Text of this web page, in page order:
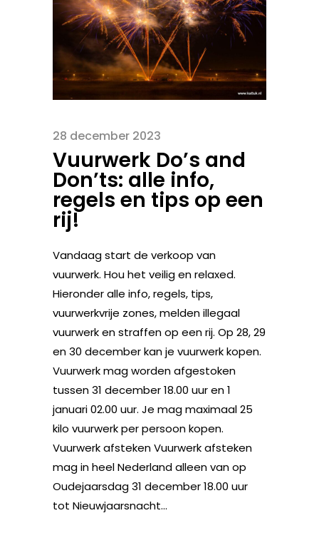
28 december 2023
Vuurwerk Do’s and
Don’ts: alle info,
regels en tips op een
rij!
Vandaag start de verkoop van
vuurwerk. Hou het veilig en relaxed.
Hieronder alle info, regels, tips,
vuurwerkvrije zones, melden illegaal
vuurwerk en straffen op een rij. Op 28, 29
en 30 december kan je vuurwerk kopen.
Vuurwerk mag worden afgestoken
tussen 31 december 18.00 uur en 1
januari 02.00 uur. Je mag maximaal 25
kilo vuurwerk per persoon kopen.
Vuurwerk afsteken Vuurwerk afsteken
mag in heel Nederland alleen van op
Oudejaarsdag 31 december 18.00 uur
tot Nieuwjaarsnacht...